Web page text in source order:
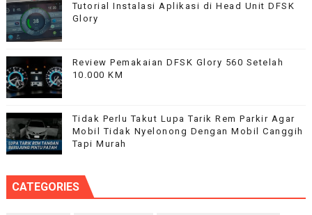
Tutorial Instalasi Aplikasi di Head Unit DFSK
Glory
Review Pemakaian DFSK Glory 560 Setelah
10.000 KM
Tidak Perlu Takut Lupa Tarik Rem Parkir Agar
Mobil Tidak Nyelonong Dengan Mobil Canggih
Tapi Murah
CATEGORIES